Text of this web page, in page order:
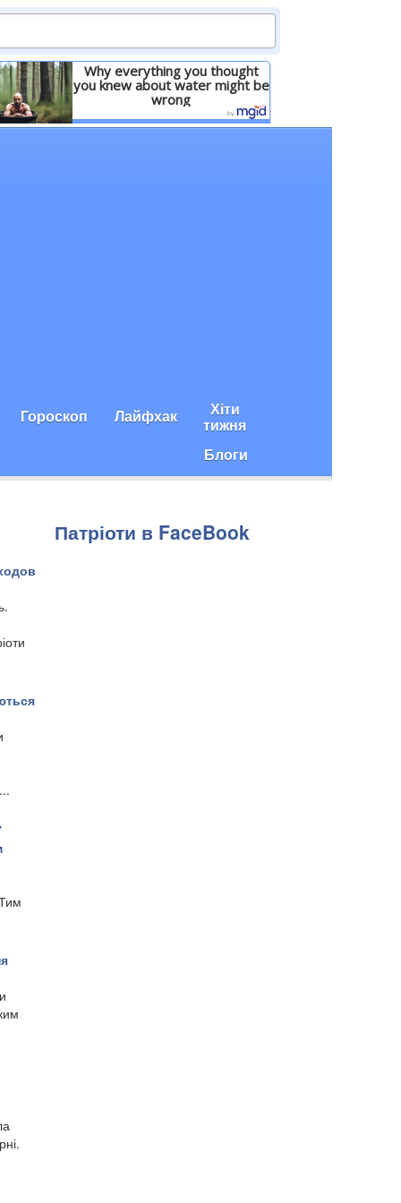
Why everything you thought
you knew about water might be
wrong
Детальніше
Гороскоп Лайфхак Хіти
тижня
Блоги
Патріоти в FaceBook